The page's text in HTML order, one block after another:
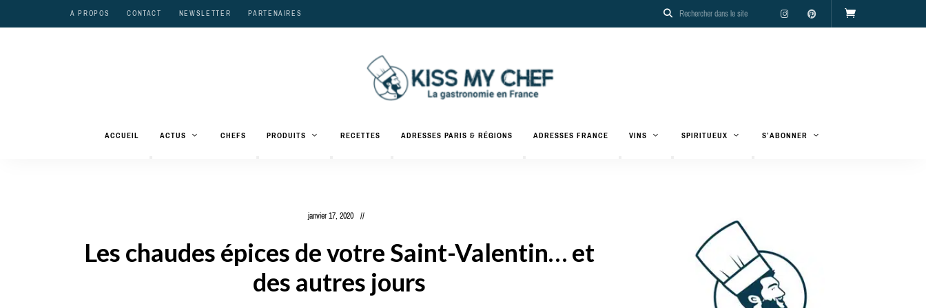
A PROPOS CONTACT NEWSLETTER PARTENAIRES
Kiss
gastronomiques
et
ACCUEIL ACTUS CHEFS PRODUITS RECETTES ADRESSES PARIS & RÉGIONS ADRESSES FRANCE VINS SPIRITUEUX S’ABONNER
janvier 17, 2020
Les chaudes épices de votre Saint-Valentin… et
des autres jours